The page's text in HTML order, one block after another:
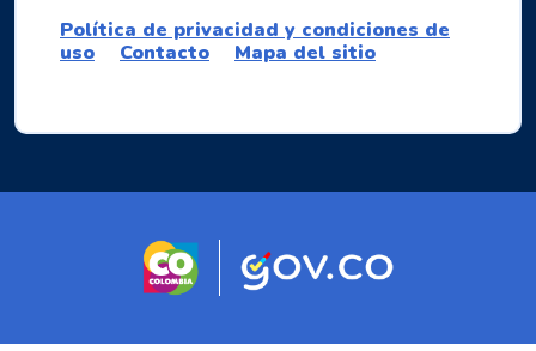
Política de privacidad y condiciones de
uso
Contacto Mapa del sitio
Logo marca Colombia